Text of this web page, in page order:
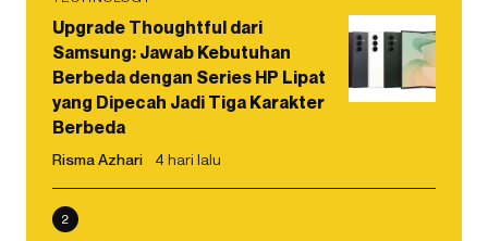
Upgrade Thoughtful dari
Samsung: Jawab Kebutuhan
Berbeda dengan Series HP Lipat
yang Dipecah Jadi Tiga Karakter
Berbeda
Risma Azhari 4 hari lalu
2